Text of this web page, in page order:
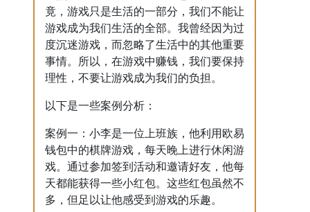
竟，游戏只是生活的一部分，我们不能让
游戏成为我们生活的全部。我曾经因为过
度沉迷游戏，而忽略了生活中的其他重要
事情。所以，在游戏中赚钱，我们要保持
理性，不要让游戏成为我们的负担。
以下是一些案例分析：
案例一：小李是一位上班族，他利用欧易
钱包中的棋牌游戏，每天晚上进行休闲游
戏。通过参加签到活动和邀请好友，他每
天都能获得一些小红包。这些红包虽然不
多，但足以让他感受到游戏的乐趣。